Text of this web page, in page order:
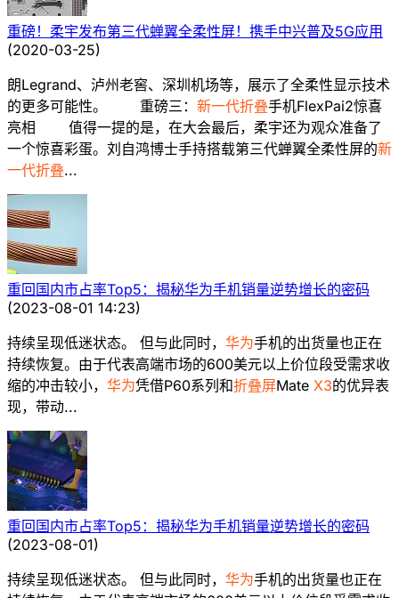
重磅！柔宇发布第三代蝉翼全柔性屏！携手中兴普及5G应用
(2020-03-25)
朗Legrand、泸州老窖、深圳机场等，展示了全柔性显示技术
的更多可能性。 重磅三： 新一代折叠手机FlexPai2惊喜
亮相 值得一提的是，在大会最后，柔宇还为观众准备了
一个惊喜彩蛋。刘自鸿博士手持搭载第三代蝉翼全柔性屏的新
一代折叠...
重回国内市占率Top5：揭秘华为手机销量逆势增长的密码
(2023-08-01 14:23)
持续呈现低迷状态。 但与此同时， 华为手机的出货量也正在
持续恢复。由于代表高端市场的600美元以上价位段受需求收
缩的冲击较小， 华为凭借P60系列和折叠屏Mate X3的优异表
现，带动...
重回国内市占率Top5：揭秘华为手机销量逆势增长的密码
(2023-08-01)
持续呈现低迷状态。 但与此同时， 华为手机的出货量也正在